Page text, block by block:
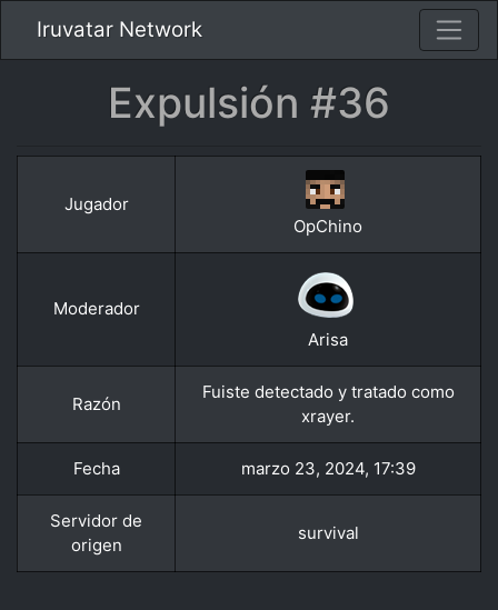
Iruvatar Network
Expulsión #36
Jugador
OpChino
Moderador
Arisa
Razón
Fuiste detectado y tratado como
xrayer.
Fecha marzo 23, 2024, 17:39
Servidor de
origen
survival